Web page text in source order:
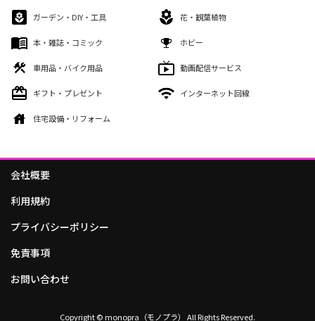
ガーデン・DIY・工具 花・観葉植物
本・雑誌・コミック ホビー
車用品・バイク用品 動画配信サービス
ギフト・プレゼント インターネット回線
住宅設備・リフォーム
会社概要
利用規約
プライバシーポリシー
免責事項
お問い合わせ
Copyright © monopra（モノプラ） All Rights Reserved.